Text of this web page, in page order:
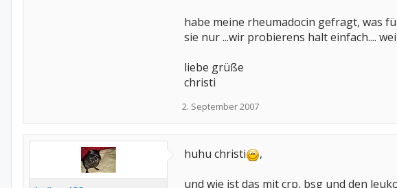
habe meine rheumadocin gefragt, was
sie nur ...wir probierens halt einfach....
liebe grüße
christi
2. September 2007
huhu christi
,
und wie ist das mit crp, bsg und den